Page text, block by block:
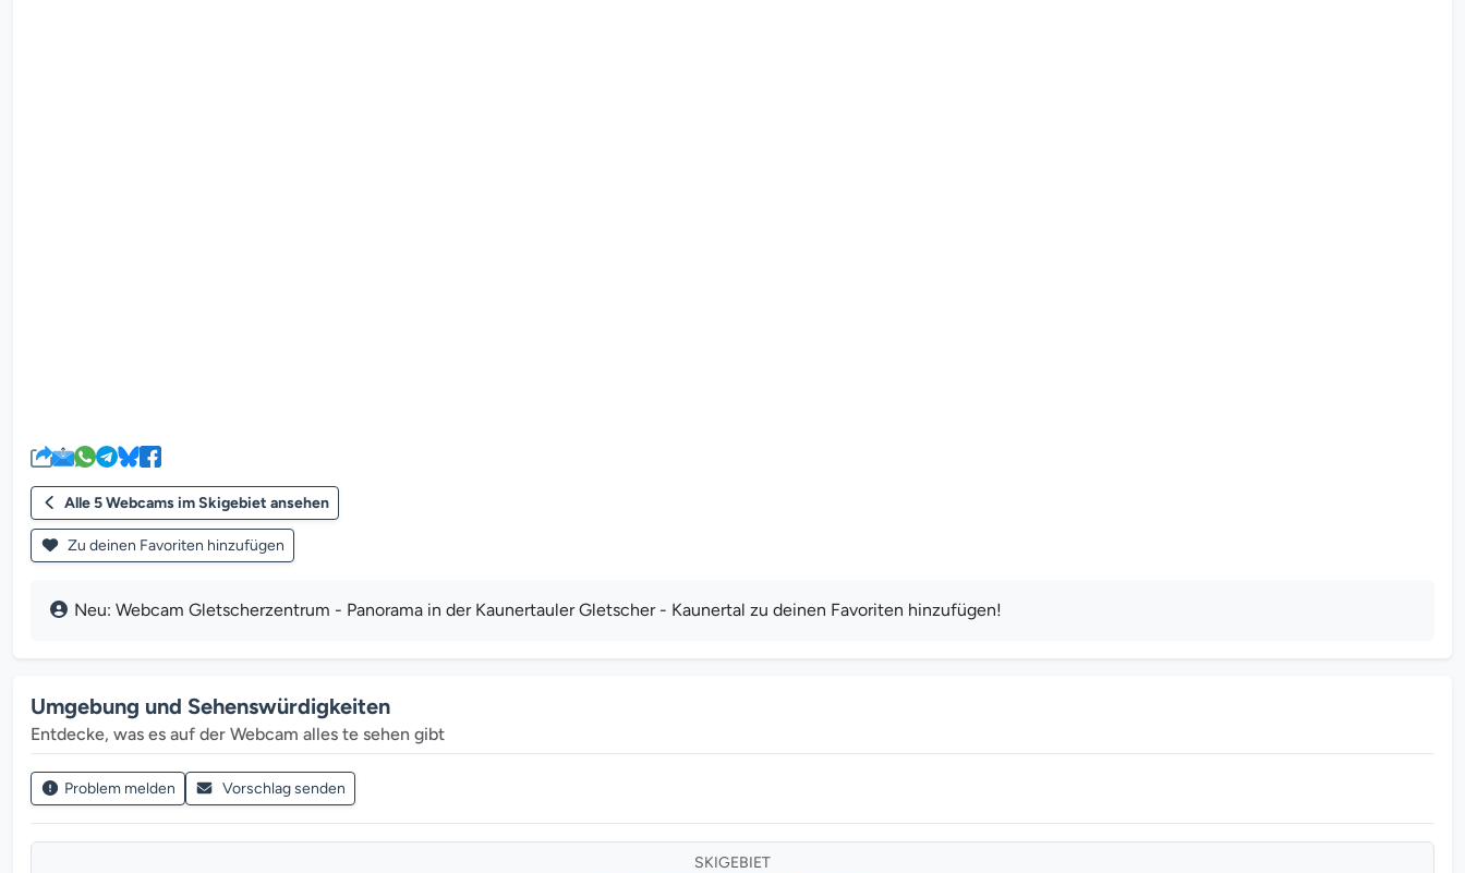
Alle 5 Webcams im Skigebiet ansehen
Zu deinen Favoriten hinzufügen
Neu: Webcam Gletscherzentrum - Panorama in der Kaunertauler Gletscher - Kaunertal zu deinen Favoriten hinzufügen!
Umgebung und Sehenswürdigkeiten
Entdecke, was es auf der Webcam alles te sehen gibt
Problem melden Vorschlag senden
SKIGEBIET